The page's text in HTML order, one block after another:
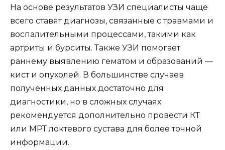
На основе результатов УЗИ специалисты чаще
всего ставят диагнозы, связанные с травмами и
воспалительными процессами, такими как
артриты и бурситы. Также УЗИ помогает
раннему выявлению гематом и образований —
кист и опухолей. В большинстве случаев
полученных данных достаточно для
диагностики, но в сложных случаях
рекомендуется дополнительно провести КТ
или МРТ локтевого сустава для более точной
информации.